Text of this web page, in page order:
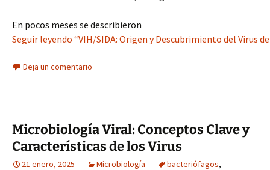
En pocos meses se describieron
Seguir leyendo “VIH/SIDA: Origen y Descubrimiento del Virus
Deja un comentario
Microbiología Viral: Conceptos Clave y
Características de los Virus
21 enero, 2025 Microbiología bacteriófagos,